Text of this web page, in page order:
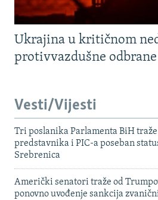
Ukrajina u kritičnom
protivvazdušne odbrane
Vesti/Vijesti
Tri poslanika Parlamenta BiH
predstavnika i PIC-a poseban
Srebrenica
Američki senatori traže od
ponovno uvođenje sankcija